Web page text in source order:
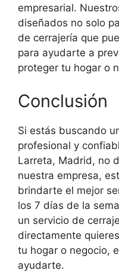
empresarial.
diseñados no solo
de cerrajería que
para ayudarte a
proteger tu hogar o
Conclusión
Si estás buscando
profesional y
Larreta, Madrid, no
nuestra empresa,
brindarte el mejor
los 7 días de la
un servicio de
directamente
tu hogar o negocio,
ayudarte.